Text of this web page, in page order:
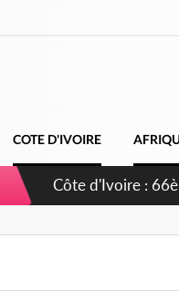
COTE D'IVOIRE
Côte d'Ivoire : À